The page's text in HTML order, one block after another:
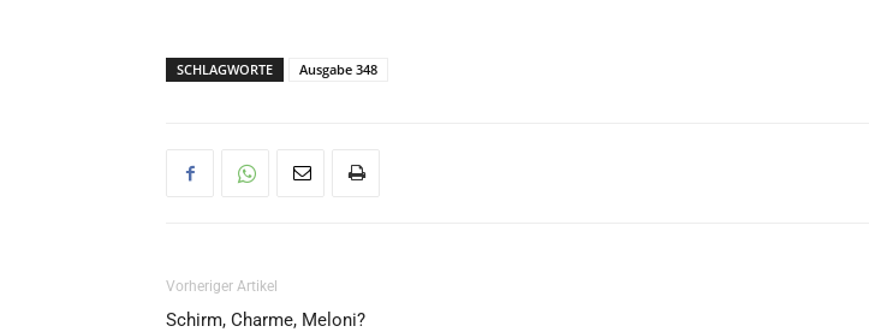
SCHLAGWORTE Ausgabe 348
Vorheriger Artikel
Schirm, Charme, Meloni?